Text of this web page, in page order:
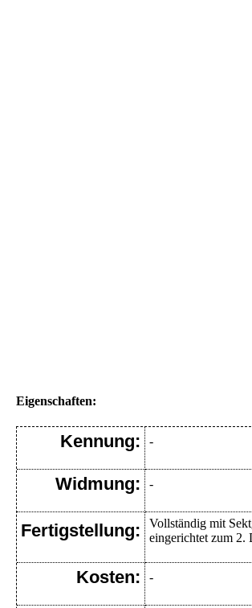
Eigenschaften:
Kennung: -
Widmung: -
Fertigstellung:
Vollständig mit
eingerichtet zum 2.
Kosten: -